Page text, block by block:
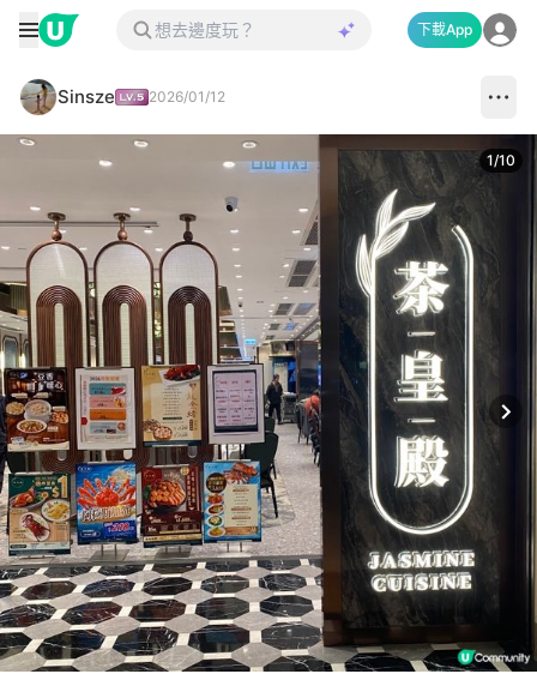
下載App
Sinsze 2026/01/12
1/10